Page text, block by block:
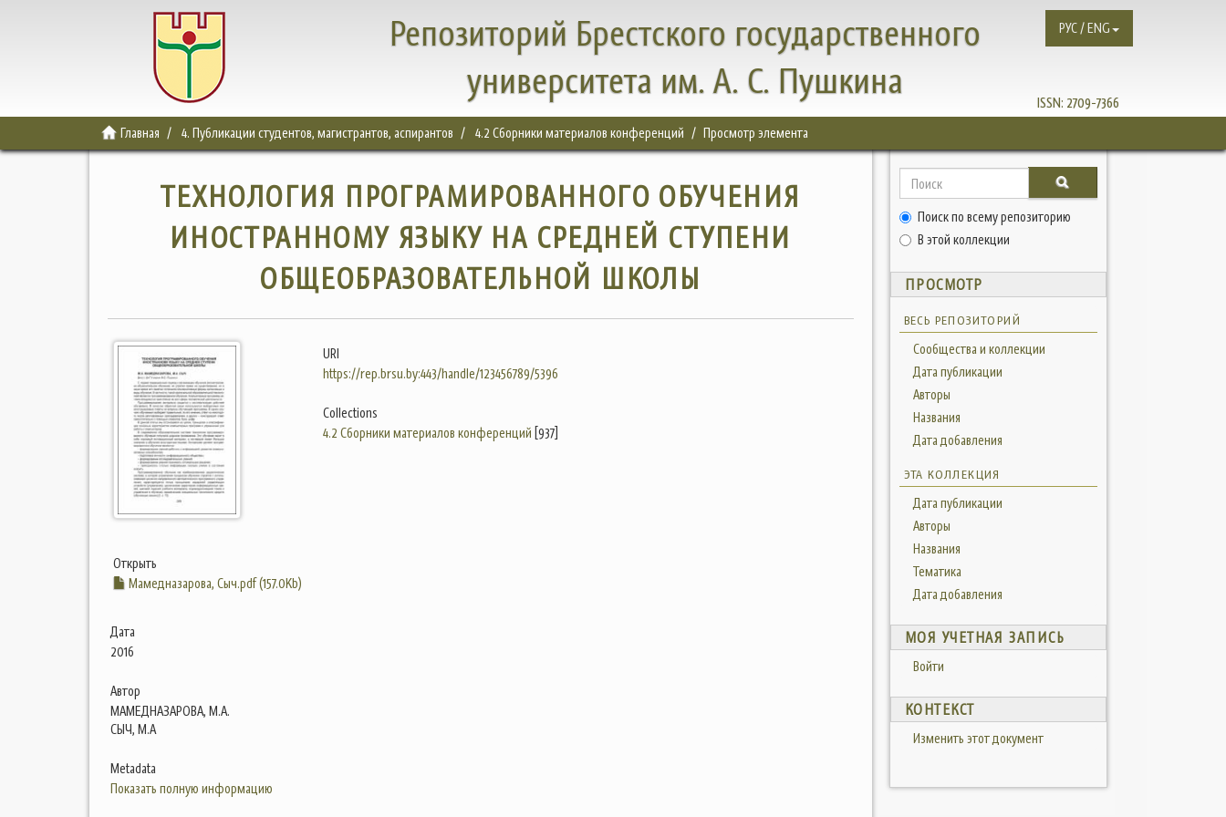
Репозиторий Брестского государственного
университета им. А. С. Пушкина
ISSN: 2709-7366
РУС / ENG
Главная 4. Публикации студентов, магистрантов, аспирантов 4.2 Сборники материалов конференций Просмотр элемента
ТЕХНОЛОГИЯ ПРОГРАМИРОВАННОГО ОБУЧЕНИЯ
ИНОСТРАННОМУ ЯЗЫКУ НА СРЕДНЕЙ СТУПЕНИ
ОБЩЕОБРАЗОВАТЕЛЬНОЙ ШКОЛЫ
Открыть
Мамедназарова, Сыч.pdf (157.0Kb)
Дата
2016
Автор
МАМЕДНАЗАРОВА, М.А.
СЫЧ, М.А
Metadata
Показать полную информацию
URI
https://rep.brsu.by:443/handle/123456789/5396
Collections
4.2 Сборники материалов конференций [937]
Поиск по всему репозиторию
В этой коллекции
ПРОСМОТР
ВЕСЬ РЕПОЗИТОРИЙ
Сообщества и коллекции
Дата публикации
Авторы
Названия
Дата добавления
ЭТА КОЛЛЕКЦИЯ
Дата публикации
Авторы
Названия
Тематика
Дата добавления
МОЯ УЧЕТНАЯ ЗАПИСЬ
Войти
КОНТЕКСТ
Изменить этот документ